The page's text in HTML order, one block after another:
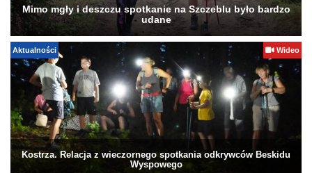
Mimo mgły i deszczu spotkanie na Szczeblu było bardzo
udane
Aktualności Wideo
Kostrza. Relacja z wieczornego spotkania odkrywców Beskidu
Wyspowego